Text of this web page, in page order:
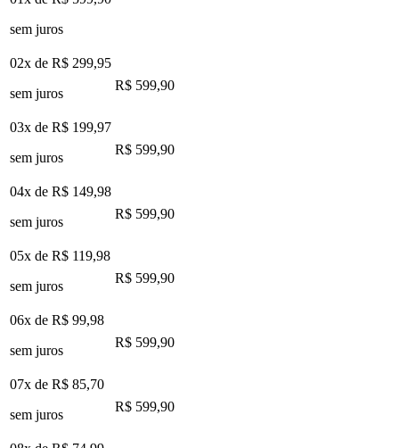
sem juros
02x de R$ 299,95
sem juros
R$ 599,90
03x de R$ 199,97
sem juros
R$ 599,90
04x de R$ 149,98
sem juros
R$ 599,90
05x de R$ 119,98
sem juros
R$ 599,90
06x de R$ 99,98
sem juros
R$ 599,90
07x de R$ 85,70
sem juros
R$ 599,90